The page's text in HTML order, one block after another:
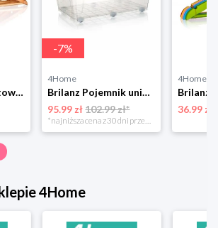
Brilanz 6-elementowy zestaw wieszaków
-7%
4Home
Brilanz Pojemnik uniwersalny na kółkach Gema, 50 l, 50 l
95.99 zł 102.99 zł*
4Home
36.99 zł
4Home